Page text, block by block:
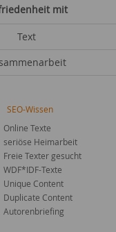
mit
Text
SEO-Wissen
Online Texte
seriöse Heimarbeit
Freie Texter gesucht
WDF*IDF-Texte
Unique Content
Duplicate Content
Autorenbriefing